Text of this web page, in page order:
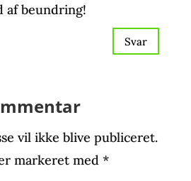
af beundring!
Svar
vil ikke blive publiceret.
markeret med *